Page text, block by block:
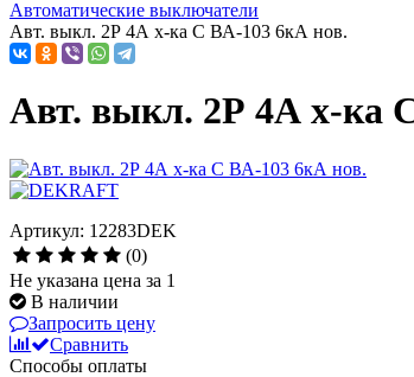
Автоматические выключатели
Авт. выкл. 2Р 4А х-ка C ВА-103 6кА нов.
Авт. выкл. 2Р 4А х-ка
Артикул: 12283DEK
(0)
Не указана цена за 1
В наличии
Запросить цену
Сравнить
Способы оплаты